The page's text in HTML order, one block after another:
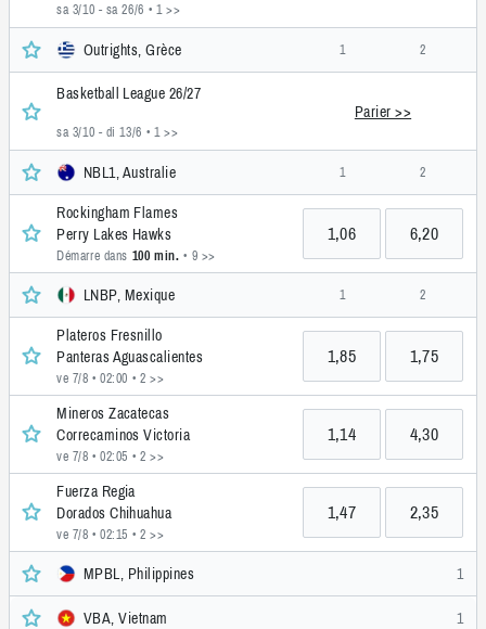
sa 3/10 - sa 26/6 • 1 >>
Outrights, Grèce 1 2
Basketball League 26/27
sa 3/10 - di 13/6 • 1 >>
Parier >>
NBL1, Australie 1 2
Rockingham Flames
Perry Lakes Hawks
Démarre dans 100 min. • 9 >>
1,06 6,20
LNBP, Mexique 1 2
Plateros Fresnillo
Panteras Aguascalientes
ve 7/8 • 02:00 • 2 >>
1,85 1,75
Mineros Zacatecas
Correcaminos Victoria
ve 7/8 • 02:05 • 2 >>
1,14 4,30
Fuerza Regia
Dorados Chihuahua
ve 7/8 • 02:15 • 2 >>
1,47 2,35
MPBL, Philippines 1
VBA, Vietnam 1